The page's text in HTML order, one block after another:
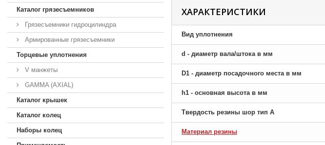
Каталог грязесъемников
Грязесъемники гидроцилиндра
Армированные грязесъемники
Торцевые уплотнения
V манжеты
GAMMA (AXIAL)
Каталог крышек
Каталог колец
Наборы колец
ХАРАКТЕРИСТИКИ
Вид уплотнения
d - диаметр вала/штока в мм
D1 - диаметр посадочного места в мм
h1 - основная высота в мм
Твердость резины шор тип A
Материал резины